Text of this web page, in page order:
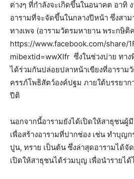
ต่างๆ ที่กำลังจะเกิดขึ้นในอนาคต อาทิ
อารามที่จะจัดขึ้นในกลางปีหน้า ซึ่งสา
ทางเพจ (อารามวัตรมหายาน พระกษิ
https://www.facebook.com/share/
mibextid=wwXIfr ซึ่งในช่วงบ่าย ทา
ได้ร่วมกันปล่อยปลาหน้าเขียงที่อาราม
ครรภ์โพธิสัตว์องค์ปฐม ภายใต้บรรยา
ปีติ
นอกจากนี้อารามยังได้เปิดให้สาธุชน
เพื่อสร้างอารามที่ปากช่อง เช่น ทำบุญก
ปูน, ทราย เป็นต้น ซึ่งล่าสุดอารามได้
เปิดให้สาธุชนได้ร่วมบุญ เพื่อนำรายไ